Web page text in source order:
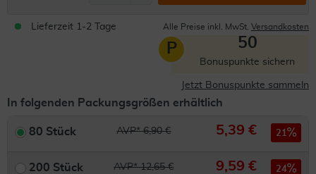
Lieferzeit 1-2 Tage Alle Preise inkl. MwSt. Versandkosten
P 50
Bonuspunkte sichern
Jetzt Bonuspunkte sammeln
In folgenden Packungsgrößen erhältlich
80 Stück AVP* 6,90 € 5,39 € 21
200 Stück AVP* 12,65 € 9,59 € 24